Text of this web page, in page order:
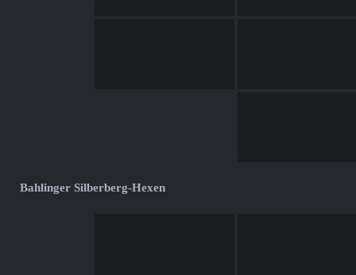
Bahlinger Silberberg-Hexen